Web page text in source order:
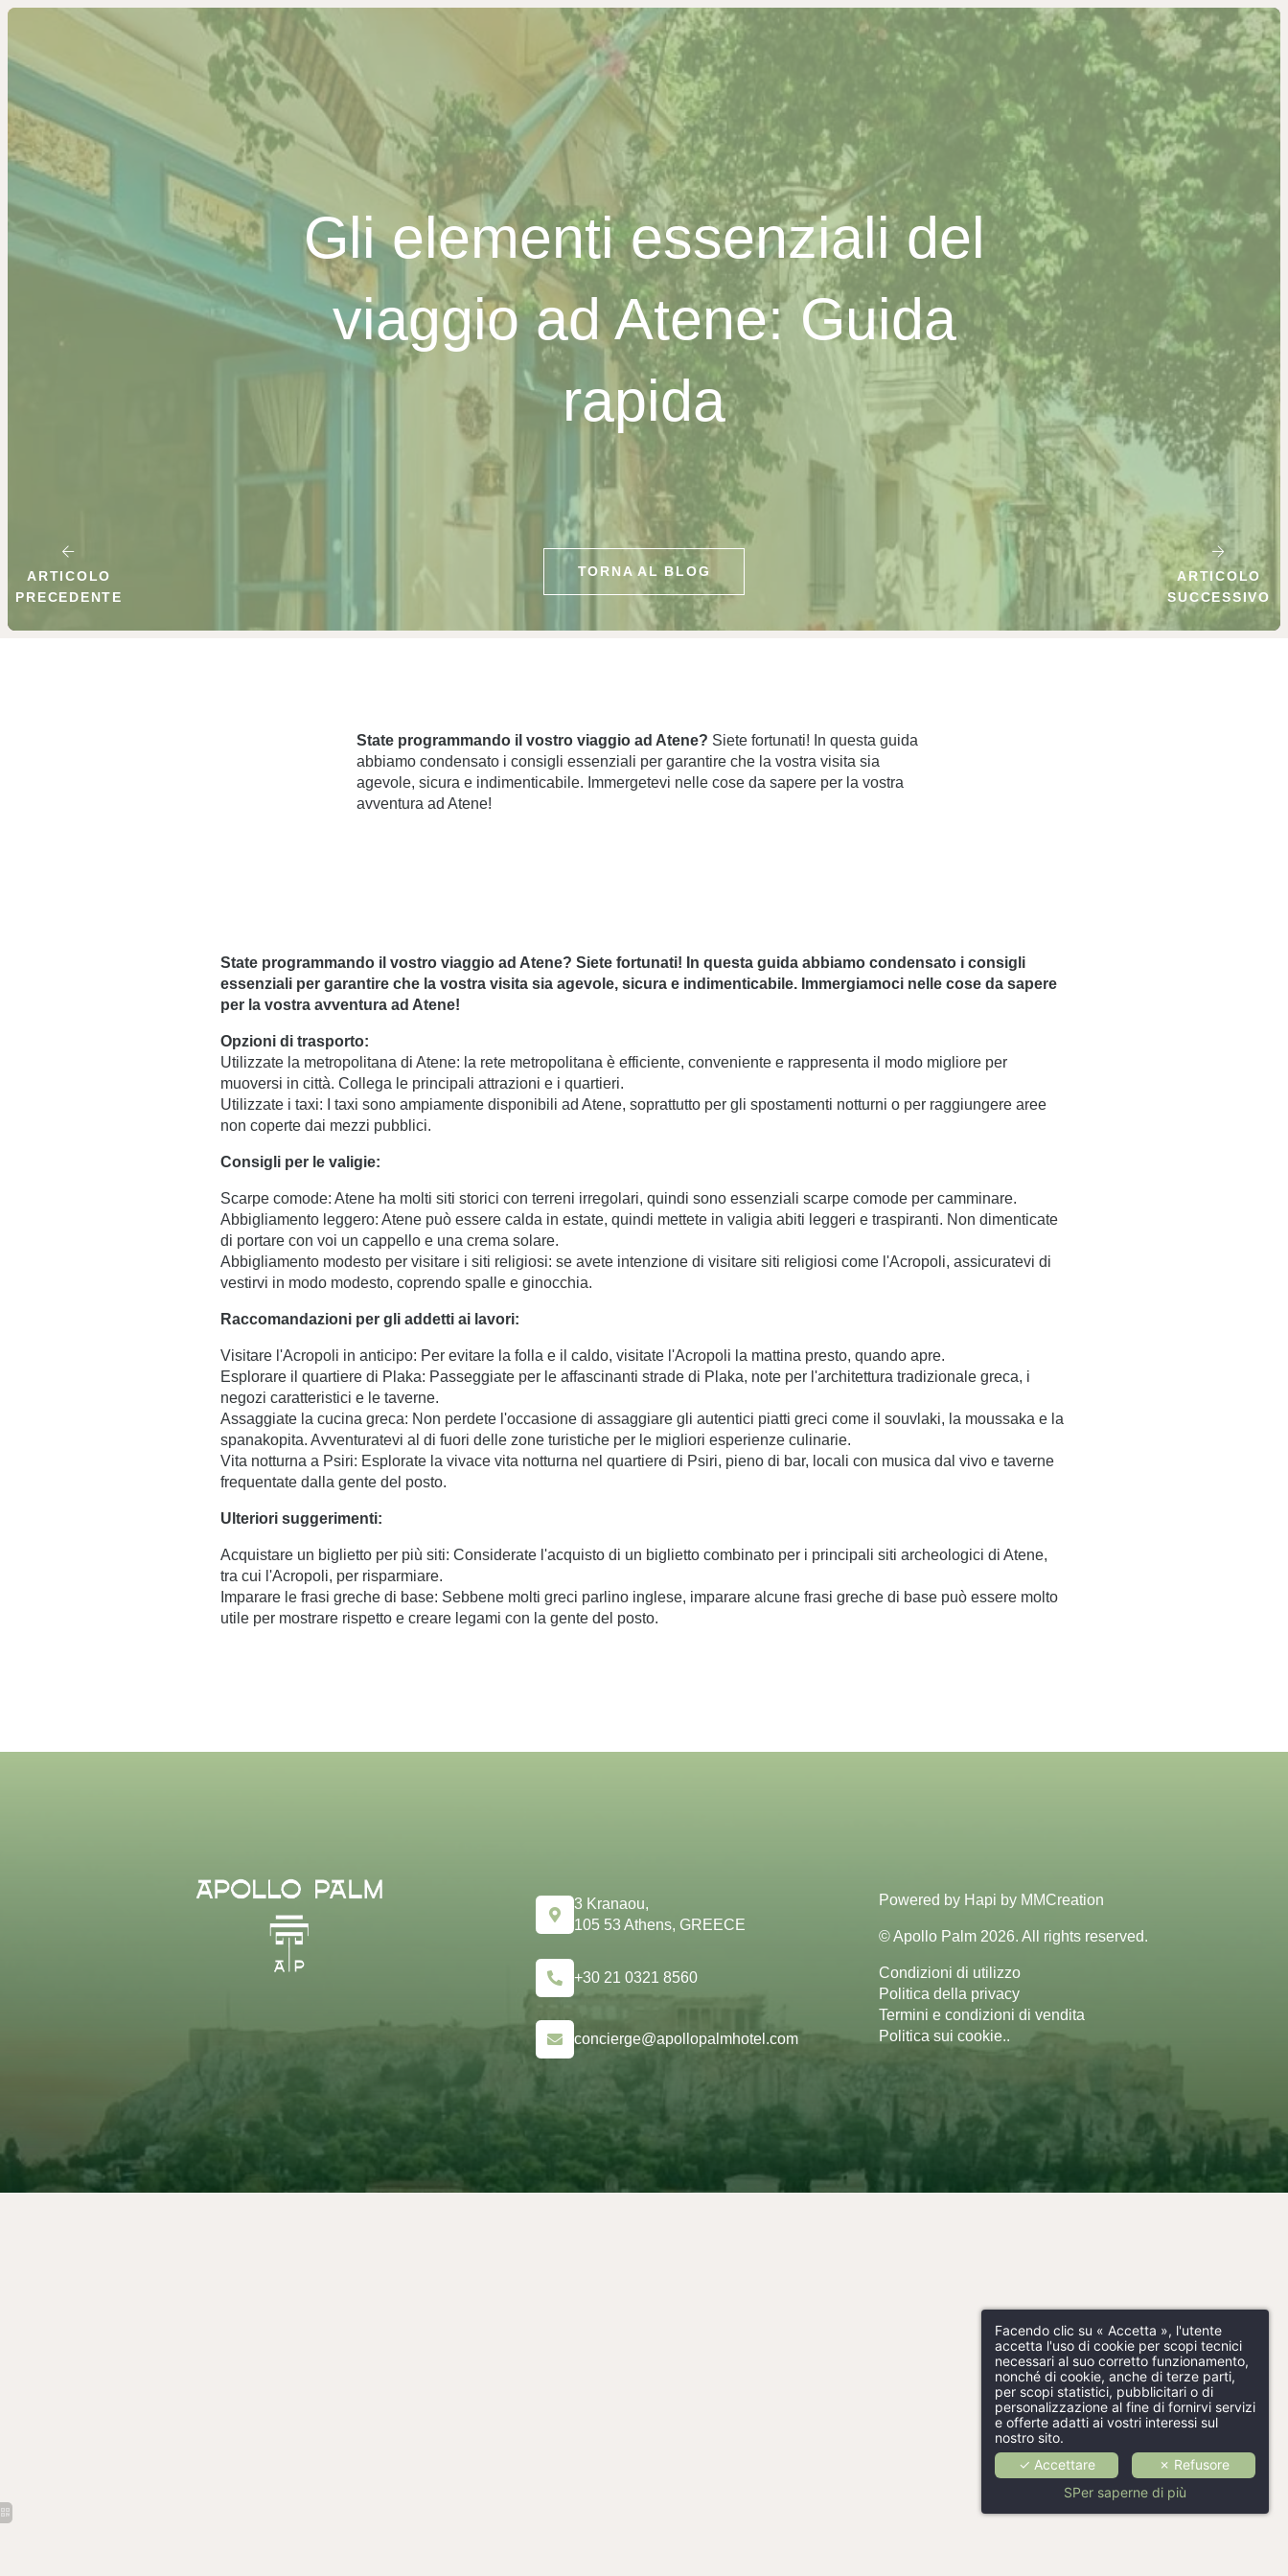
Gli elementi essenziali del
viaggio ad Atene: Guida
rapida
ARTICOLO
PRECEDENTE
TORNA AL BLOG
ARTICOLO
SUCCESSIVO
State programmando il vostro viaggio ad Atene? Siete fortunati! In questa guida
abbiamo condensato i consigli essenziali per garantire che la vostra visita sia
agevole, sicura e indimenticabile. Immergetevi nelle cose da sapere per la vostra
avventura ad Atene!
State programmando il vostro viaggio ad Atene? Siete fortunati! In questa guida abbiamo condensato i consigli
essenziali per garantire che la vostra visita sia agevole, sicura e indimenticabile. Immergiamoci nelle cose da sapere
per la vostra avventura ad Atene!
Opzioni di trasporto:
Utilizzate la metropolitana di Atene: la rete metropolitana è efficiente, conveniente e rappresenta il modo migliore per
muoversi in città. Collega le principali attrazioni e i quartieri.
Utilizzate i taxi: I taxi sono ampiamente disponibili ad Atene, soprattutto per gli spostamenti notturni o per raggiungere aree
non coperte dai mezzi pubblici.
Consigli per le valigie:
Scarpe comode: Atene ha molti siti storici con terreni irregolari, quindi sono essenziali scarpe comode per camminare.
Abbigliamento leggero: Atene può essere calda in estate, quindi mettete in valigia abiti leggeri e traspiranti. Non dimenticate
di portare con voi un cappello e una crema solare.
Abbigliamento modesto per visitare i siti religiosi: se avete intenzione di visitare siti religiosi come l'Acropoli, assicuratevi di
vestirvi in modo modesto, coprendo spalle e ginocchia.
Raccomandazioni per gli addetti ai lavori:
Visitare l'Acropoli in anticipo: Per evitare la folla e il caldo, visitate l'Acropoli la mattina presto, quando apre.
Esplorare il quartiere di Plaka: Passeggiate per le affascinanti strade di Plaka, note per l'architettura tradizionale greca, i
negozi caratteristici e le taverne.
Assaggiate la cucina greca: Non perdete l'occasione di assaggiare gli autentici piatti greci come il souvlaki, la moussaka e la
spanakopita. Avventuratevi al di fuori delle zone turistiche per le migliori esperienze culinarie.
Vita notturna a Psiri: Esplorate la vivace vita notturna nel quartiere di Psiri, pieno di bar, locali con musica dal vivo e taverne
frequentate dalla gente del posto.
Ulteriori suggerimenti:
Acquistare un biglietto per più siti: Considerate l'acquisto di un biglietto combinato per i principali siti archeologici di Atene,
tra cui l'Acropoli, per risparmiare.
Imparare le frasi greche di base: Sebbene molti greci parlino inglese, imparare alcune frasi greche di base può essere molto
utile per mostrare rispetto e creare legami con la gente del posto.
3 Kranaou,
105 53 Athens, GREECE
+30 21 0321 8560
concierge@apollopalmhotel.com
Powered by Hapi by MMCreation
© Apollo Palm 2026. All rights reserved.
Condizioni di utilizzo
Politica della privacy
Termini e condizioni di vendita
Politica sui cookie..
+30 21 0321 8560
concierge@apollopalmhotel.com
Camera Economy doppia o matrimoniale
Camera doppia con vista sull'Acropoli
Suite con vista sull'Acropoli
Suite familiare con vasca idromassaggio
Servizi di portineria
Calendario degli eventi
Facendo clic su « Accetta », l'utente
accetta l'uso di cookie per scopi tecnici
necessari al suo corretto funzionamento,
nonché di cookie, anche di terze parti,
per scopi statistici, pubblicitari o di
personalizzazione al fine di fornirvi servizi
e offerte adatti ai vostri interessi sul
nostro sito.
✓ Accettare
✗ Refusore
SPer saperne di più